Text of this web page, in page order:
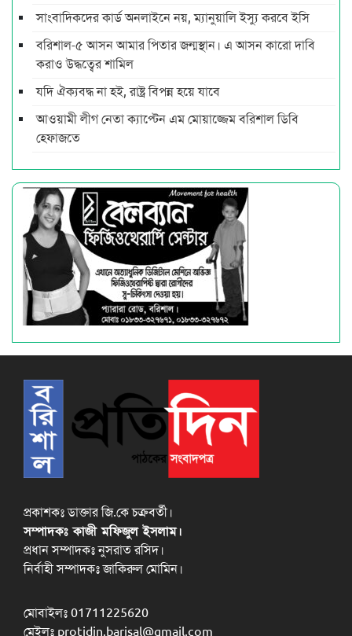
সাংবাদিকদের কার্ড অনলাইনে নয়, ম্যানুয়ালি ইস্যু করবে ইসি
বরিশাল-৫ আসন আমার পিতার জন্মস্থান। এ আসন কারো দাবি
করাও উদ্ধত্বের শামিল
যদি ঐক্যবদ্ধ না হই, রাষ্ট্র বিপন্ন হয়ে যাবে
আওয়ামী লীগ নেতা ক্যাপ্টেন এম মোয়াজ্জেম বরিশাল ডিবি
হেফাজতে
প্রকাশকঃ ডাক্তার জি.কে চক্রবর্তী।
সম্পাদকঃ কাজী মফিজুল ইসলাম।
প্রধান সম্পাদকঃ নুসরাত রসিদ।
নির্বাহী সম্পাদকঃ জাকিরুল মোমিন।
মোবাইলঃ 01711225620
মেইলঃ protidin.barisal@gmail.com